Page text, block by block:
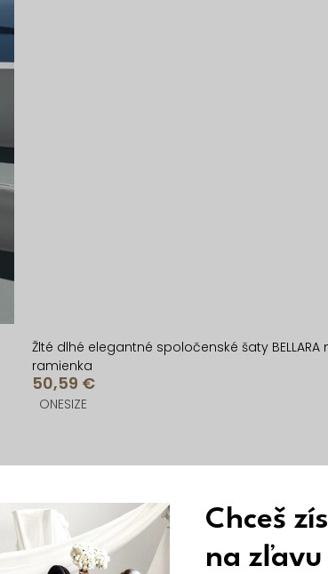
Žlté dlhé elegantné spoločenské šaty BELLARA
ramienka
50,59 €
ONESIZE
Chceš
na